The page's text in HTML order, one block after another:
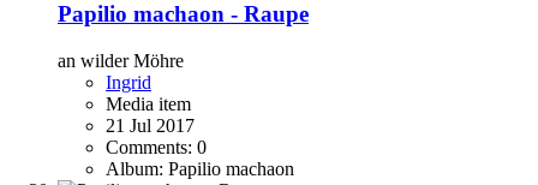
Papilio machaon - Raupe
an wilder Möhre
Ingrid
Media item
21 Jul 2017
Comments: 0
Album: Papilio machaon